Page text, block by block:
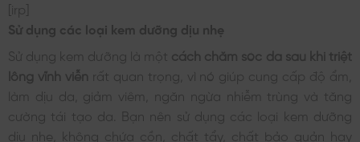
[irp]
Sử dụng các loại kem dưỡng dịu nhẹ
Sử dụng kem dưỡng là một cách chăm sóc da sau khi triệt
lông vĩnh viễn rất quan trọng, vì nó giúp cung cấp độ ẩm,
làm dịu da, giảm viêm, ngăn ngừa nhiễm trùng và tăng
cường tái tạo da. Bạn nên sử dụng các loại kem dưỡng
dịu nhẹ, không chứa cồn, chất tẩy, chất bảo quản hay